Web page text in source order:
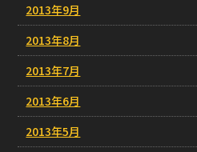
2013年9月
2013年8月
2013年7月
2013年6月
2013年5月